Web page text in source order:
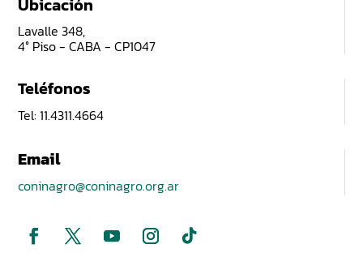
Ubicación
Lavalle 348,
4° Piso - CABA - CP1047
Teléfonos
Tel: 11.4311.4664
Email
coninagro@coninagro.org.ar